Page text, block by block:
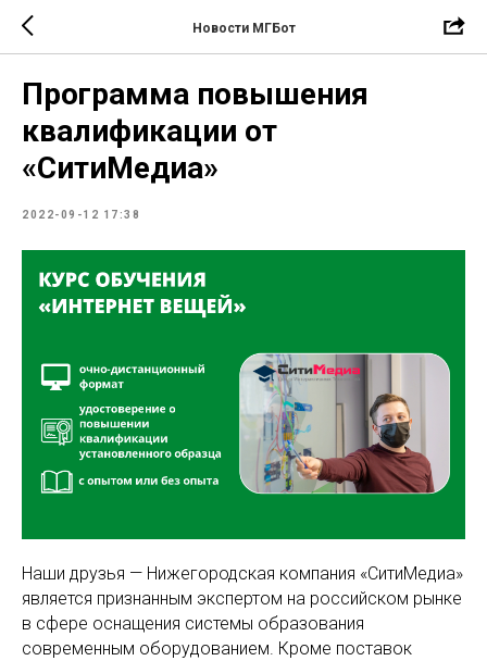
Новости МГБот
Программа повышения
квалификации от
«СитиМедиа»
2022-09-12 17:38
Наши друзья — Нижегородская компания «СитиМедиа»
является признанным экспертом на российском рынке
в сфере оснащения системы образования
современным оборудованием. Кроме поставок